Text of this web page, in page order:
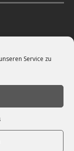
Service zu